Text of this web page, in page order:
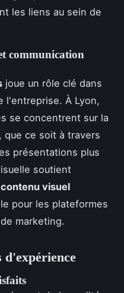
les liens au sein de
communication
joue un rôle clé dans
l'entreprise. À Lyon,
se concentrent sur la
que ce soit à travers
présentations plus
soutient
visuel
pour les plateformes
marketing.
d'expérience